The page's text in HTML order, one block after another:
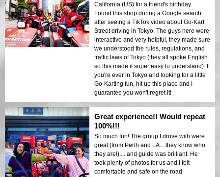
California (US) for a friend's birthday.
Found this shop during a Google search
after seeing a TikTok video about Go-Kart
Street driving in Tokyo. The guys here were
interactive and very helpful, they made sure
we understood the rules, regulations, and
traffic laws of Tokyo (they all spoke English
so this made it super easy to understand). If
you're ever in Tokyo and looking for a little
Go-Karting fun, hit up this place and I
guarantee you won't regret it!
Great experience!! Would repeat
100%!!!
So much fun! The group I drove with were
great (from Perth and LA....they know who
they are!).... and guide was brilliant. He
took plenty of photos for us and I felt
comfortable and safe on the road